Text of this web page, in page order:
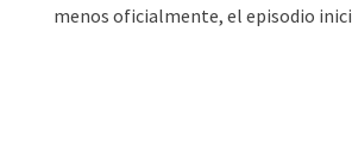
menos oficialmente, el episodio